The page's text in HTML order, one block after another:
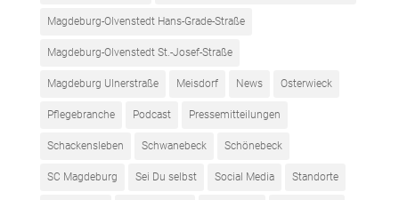
Magdeburg-Olvenstedt Hans-Grade-Straße
Magdeburg-Olvenstedt St.-Josef-Straße
Magdeburg Ulnerstraße Meisdorf News Osterwieck
Pflegebranche Podcast Pressemitteilungen
Schackensleben Schwanebeck Schönebeck
SC Magdeburg Sei Du selbst Social Media Standorte